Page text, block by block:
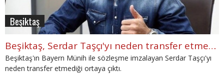
Beşiktaş
Beşiktaş, Serdar Taşçı'yı neden transfer etmedi?
Beşiktaş'ın Bayern Münih ile sözleşme imzalayan Serdar Taşçı'yı
neden transfer etmediği ortaya çıktı.